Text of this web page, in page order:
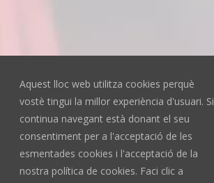
Aquest lloc web utilitza cookies perquè
vostè tingui la millor experiència d'usuari. Si
continua navegant està donant el seu
consentiment per a l'acceptació de les
esmentades cookies i l'acceptació de la
nostra política de cookies. Faci clic a